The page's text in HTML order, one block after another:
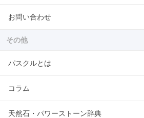
お問い合わせ
その他
パスクルとは
コラム
天然石・パワーストーン辞典